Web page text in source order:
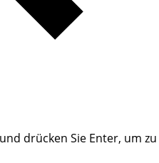
drücken Sie Enter, um zu